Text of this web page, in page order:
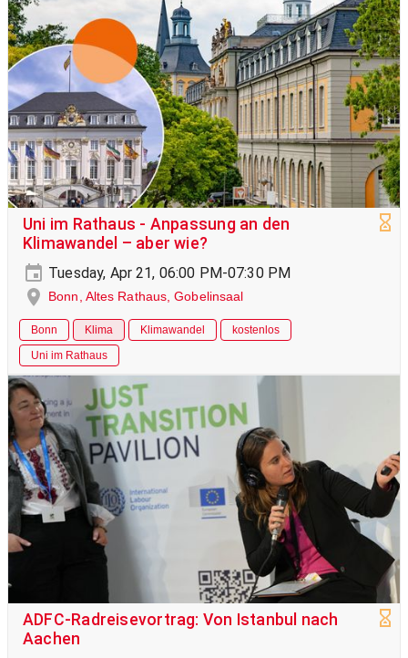
Uni im Rathaus - Anpassung an den
Klimawandel – aber wie?
Tuesday, Apr 21, 06:00 PM-07:30 PM
Bonn, Altes Rathaus, Gobelinsaal
Bonn Klima Klimawandel
kostenlos
Uni im Rathaus
ADFC-Radreisevortrag: Von Istanbul nach
Aachen